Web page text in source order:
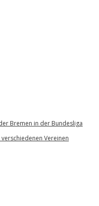
Bremen in der Bundesliga
Vereinen